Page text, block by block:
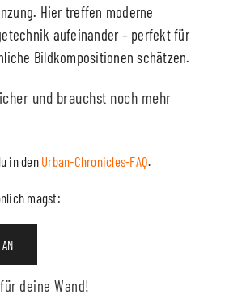
Hier treffen moderne
aufeinander – perfekt für
Bildkompositionen schätzen.
und brauchst noch mehr
in den Urban-Chronicles-FAQ.
magst:
deine Wand!